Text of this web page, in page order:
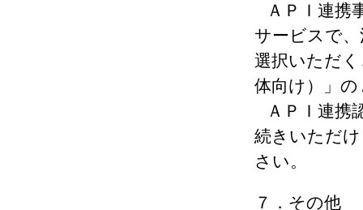
ＡＰＩ連携
サービスで
選択いただ
体向け）」
ＡＰＩ連携
続きいただ
さい。
７．その他